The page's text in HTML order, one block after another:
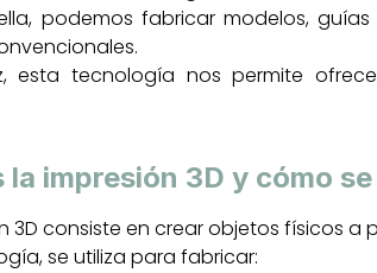
podemos fabricar modelos,
esta tecnología nos permite
la impresión 3D y cómo
3D consiste en crear objetos físicos
se utiliza para fabricar: